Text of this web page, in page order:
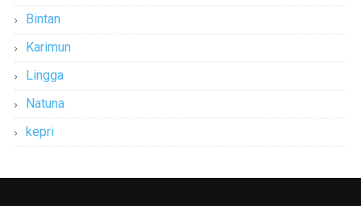
Bintan
Karimun
Lingga
Natuna
kepri